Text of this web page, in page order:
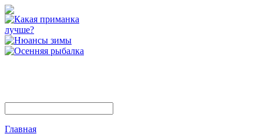
Главная